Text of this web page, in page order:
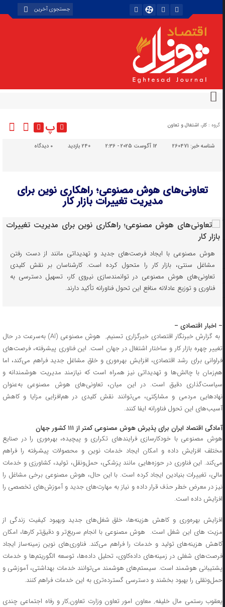
گروه : کار، اشتغال و تعاون پ
شناسه خبر:260471 12 آگوست 2025 - 2:36 240 بازدید دیدگاه
تعاونی‌های هوش مصنوعی؛ راهکاری نوین برای
مدیریت تغییرات بازار کار
هوش مصنوعی با ایجاد فرصت‌های جدید و تهدیداتی مانند از دست رفتن
مشاغل سنتی، بازار کار را متحول کرده است. کارشناسان بر نقش کلیدی
تعاونی‌های هوش مصنوعی در توانمندسازی نیروی کار، تسهیل دسترسی به
فناوری و توزیع عادلانه منافع این تحول فناورانه تأکید دارند.
– اخبار اقتصادی –
به گزارش خبرنگار اقتصادی خبرگزاری تسنیم, هوش مصنوعی (AI) به‌سرعت در حال
تغییر چهره بازار کار و ساختار اشتغال در جهان است. این فناوری پیشرفته، فرصت‌های
فراوانی برای رشد اقتصادی، افزایش بهره‌وری و خلق مشاغل جدید فراهم می‌کند، اما
هم‌زمان با چالش‌ها و تهدیداتی نیز همراه است که نیازمند مدیریت هوشمندانه و
سیاست‌گذاری دقیق است. در این میان، تعاونی‌های هوش مصنوعی به‌عنوان
نهادهایی مردمی و مشارکتی، می‌توانند نقش کلیدی در هم‌افزایی مزایا و کاهش
آسیب‌های این تحول فناورانه ایفا کنند.
آمادگی اقتصاد ایران برای پذیرش هوش مصنوعی کمتر از ۱۱۱ کشور جهان
هوش مصنوعی با خودکارسازی فرایندهای تکراری و پیچیده، بهره‌وری را در صنایع
مختلف افزایش داده و امکان ایجاد خدمات نوین و محصولات پیشرفته را فراهم
می‌کند. این فناوری در حوزه‌هایی مانند پزشکی، حمل‌ونقل، تولید، کشاورزی و خدمات
مالی، تغییرات بنیادین ایجاد کرده است. با این حال، هوش مصنوعی برخی مشاغل را
نیز در معرض خطر حذف قرار داده و نیاز به مهارت‌های جدید و آموزش‌های تخصصی را
افزایش داده است.
افزایش بهره‌وری و کاهش هزینه‌ها، خلق شغل‌های جدید وبهبود کیفیت زندگی از
مزیت های این شغل است. هوش مصنوعی با انجام سریع‌تر و دقیق‌تر کارها، امکان
کاهش هزینه‌های تولید و خدمات را فراهم می‌کند. فناوری‌های نوین زمینه‌ساز ایجاد
فرصت‌های شغلی در زمینه‌های داده‌کاوی، تحلیل داده‌ها، توسعه الگوریتم‌ها و خدمات
پشتیبانی هوشمند است. سیستم‌های هوشمند می‌توانند خدمات بهداشتی، آموزشی و
حمل‌ونقلی را بهبود بخشند و دسترسی گسترده‌تری به این خدمات فراهم کنند.
یعقوب رستمی مال خلیفه, معاون امور تعاون وزارت تعاون,کار و رفاه اجتماعی چندی